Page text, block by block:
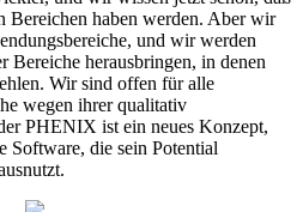
Bereichen haben werden. Aber wir
und wir werden
Bereiche herausbringen, in denen
Wir sind offen für alle
wegen ihrer qualitativ
PHENIX ist ein neues Konzept,
Software, die sein Potential